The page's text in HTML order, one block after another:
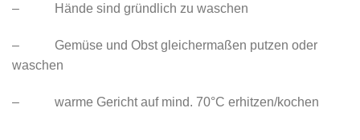
– Hände sind gründlich zu waschen
– Gemüse und Obst gleichermaßen putzen oder
waschen
– warme Gericht auf mind. 70°C erhitzen/kochen